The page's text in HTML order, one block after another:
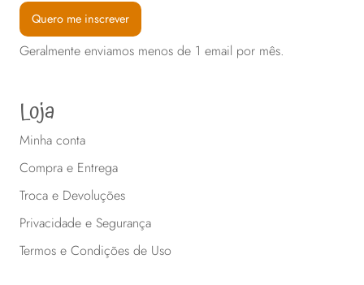
página
do
Quero me inscrever
Geralmente enviamos menos de 1 email por mês.
Loja
Minha conta
Compra e Entrega
Troca e Devoluções
Privacidade e Segurança
Termos e Condições de Uso